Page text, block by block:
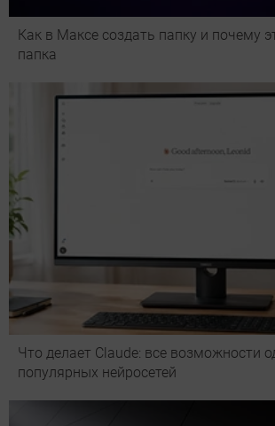
Как в Максе создать папку и почему
папка
Что делает Сlaude: все возможности
популярных нейросетей